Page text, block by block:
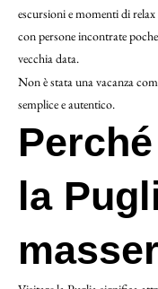
escursioni e momenti di
con persone incontrate
vecchia data.
Non è stata una vacanza
semplice e autentico.
la